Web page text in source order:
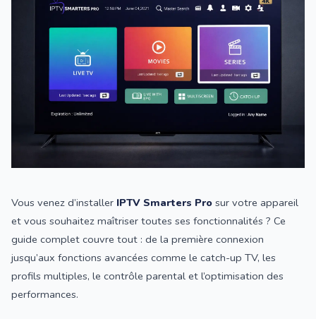
Vous venez d’installer IPTV Smarters Pro sur votre appareil
et vous souhaitez maîtriser toutes ses fonctionnalités ? Ce
guide complet couvre tout : de la première connexion
jusqu’aux fonctions avancées comme le catch-up TV, les
profils multiples, le contrôle parental et l’optimisation des
performances.